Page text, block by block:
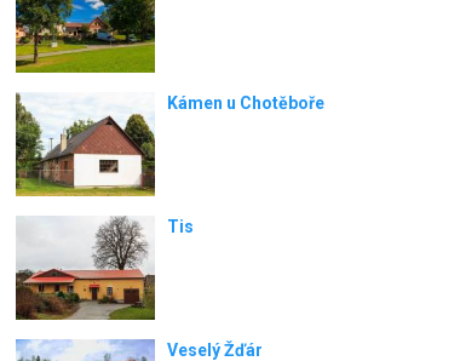
Kámen u Chotěboře
Tis
Veselý Žďár